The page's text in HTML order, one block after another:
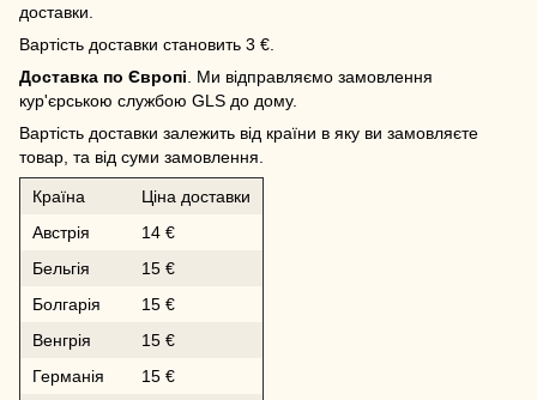
доставки.
Вартість доставки становить 3 €.
Доставка по Європі . Ми відправляємо замовлення
кур'єрською службою GLS до дому.
Вартість доставки залежить від країни в яку ви замовляєте
товар, та від суми замовлення.
Країна
Ціна доставки
Австрія
14 €
Бельгія
15 €
Болгарія
15 €
Венгрія
15 €
Германія
15 €